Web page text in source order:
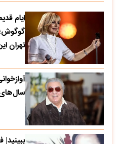
ایام
تهران
سال‌های